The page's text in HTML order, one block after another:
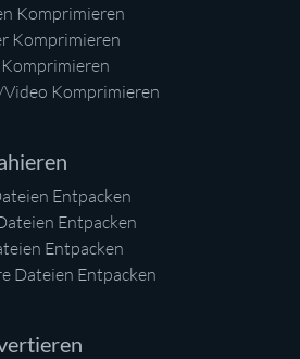
Komprimieren
Komprimieren
Komprimieren
Entpacken
Entpacken
Entpacken
Dateien Entpacken